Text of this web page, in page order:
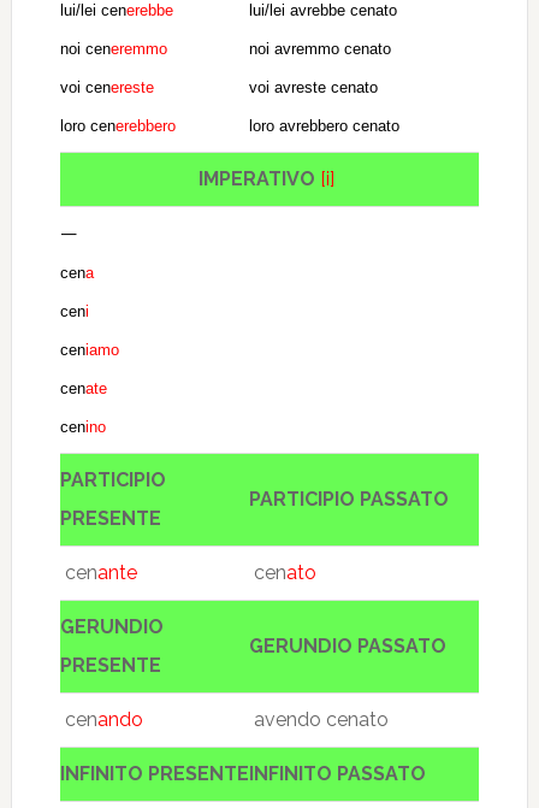
lui/lei cenerebbe
noi ceneremmo
voi cenereste
loro cenerebbero
lui/lei avrebbe cenato
noi avremmo cenato
voi avreste cenato
loro avrebbero cenato
IMPERATIVO [i]
—
cena
ceni
ceniamo
cenate
cenino
PARTICIPIO
PRESENTE
PARTICIPIO PASSATO
cenante cenato
GERUNDIO
PRESENTE
GERUNDIO PASSATO
cenando avendo cenato
INFINITO PRESENTEINFINITO PASSATO